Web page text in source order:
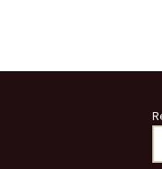
des
articles